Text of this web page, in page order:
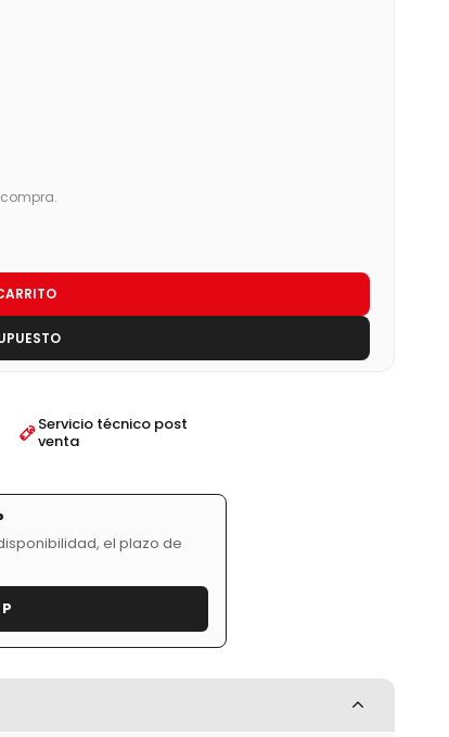
Servicio técnico post
venta
el plazo de